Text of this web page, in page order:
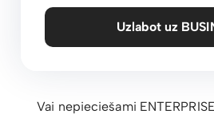
Uzlabot uz
Vai nepieciešami